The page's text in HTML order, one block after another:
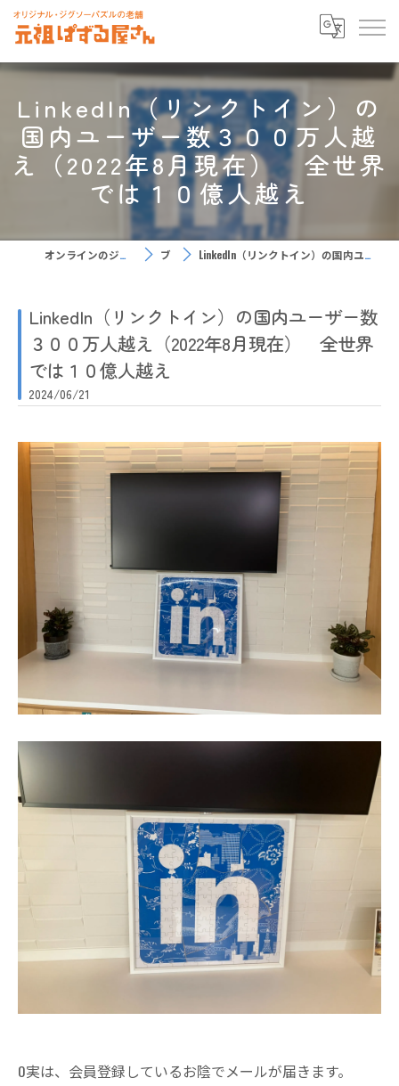
LinkedIn（リンクトイン）の
国内ユーザー数３００万人越
え（2022年8月現在） 全世界
では１０億人越え
オンラインのジグソーパズルなら元祖ぱずる屋さん ブログ LinkedIn（リンクトイン）の国内ユーザー数３００万人越え（2022年8月現在） 全世界では１０億人越え
LinkedIn（リンクトイン）の国内ユーザー数
３００万人越え（2022年8月現在） 全世界
では１０億人越え
2024/06/21
0実は、会員登録しているお陰でメールが届きます。